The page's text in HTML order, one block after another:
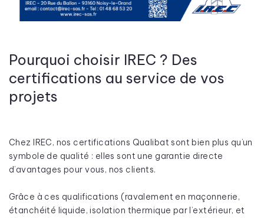
Pourquoi choisir IREC ? Des
certifications au service de vos
projets
Chez IREC, nos certifications Qualibat sont bien plus qu’un
symbole de qualité : elles sont une garantie directe
d’avantages pour vous, nos clients.
Grâce à ces qualifications (ravalement en maçonnerie,
étanchéité liquide, isolation thermique par l’extérieur, et